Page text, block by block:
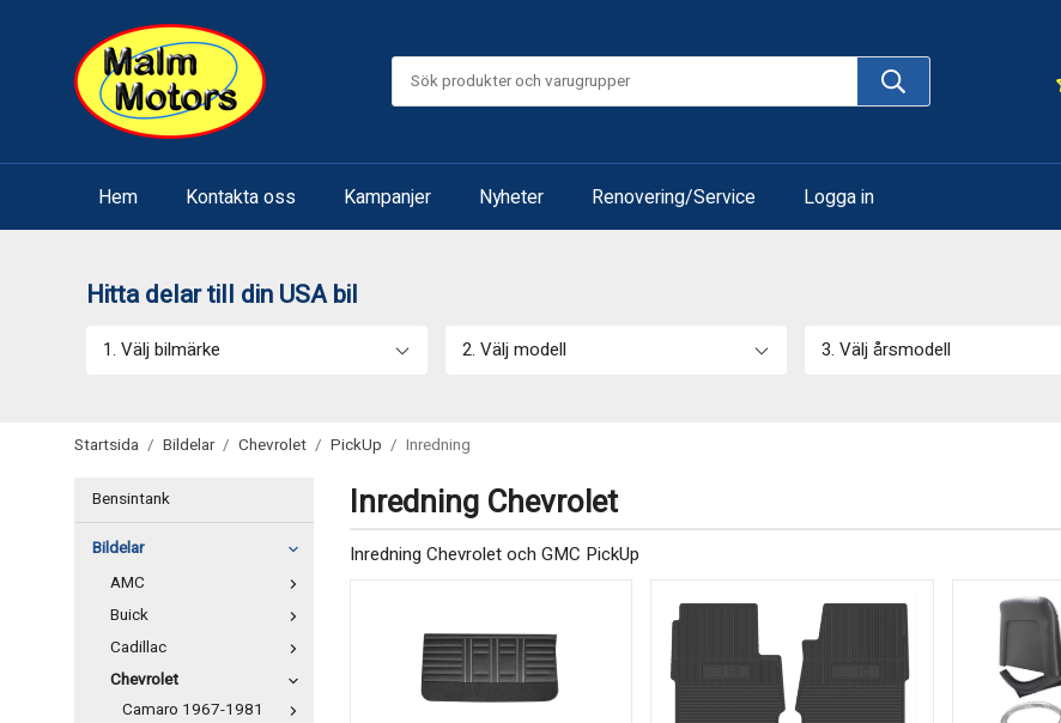
Hem Kontakta oss Kampanjer Nyheter Renovering/Service Logga in
Hitta delar till din USA bil
1. Välj bilmärke 2. Välj modell 3. Välj årsmodell
Startsida / Bildelar / Chevrolet / PickUp / Inredning
Bensintank
Bildelar
AMC
Buick
Cadillac
Chevrolet
Camaro 1967-1981
Inredning Chevrolet
Inredning Chevrolet och GMC PickUp